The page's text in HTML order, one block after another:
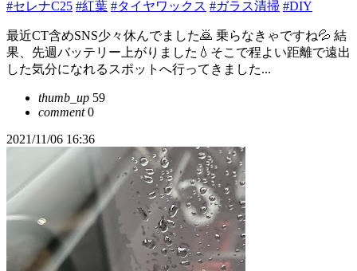
#セレナC25 #紅葉 #タイヤワックス #ガラス清掃 #DIY
最近CT含めSNS少々休んでました🙇 乗らなきゃですね💦 結
果、先週バッテリー上がりました💧そこで程よい距離で遠出
した気分になれるスポットへ行ってきました...
thumb_up 59
comment0
2021/11/06 16:36